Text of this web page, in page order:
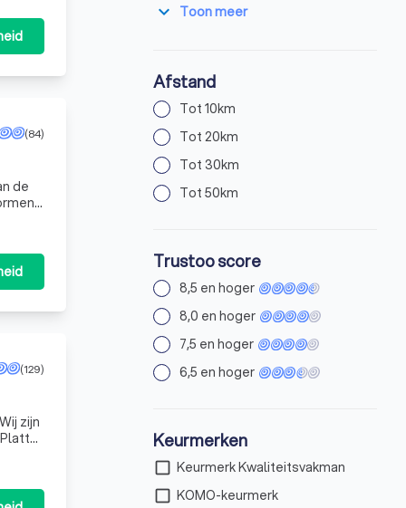
(84)
de
(129)
zijn
expand_more Toon meer
Afstand
Tot 10km
Tot 20km
Tot 30km
Tot 50km
Trustoo score
8,5 en hoger
8,0 en hoger
7,5 en hoger
6,5 en hoger
Keurmerken
check_box_outline_blank Keurmerk Kwaliteitsvakman
check_box_outline_blank KOMO-keurmerk